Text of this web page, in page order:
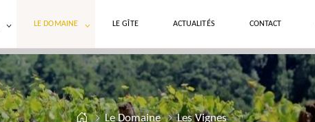
LE DOMAINE LE GÎTE ACTUALITÉS CONTACT
Le Domaine Les Vignes